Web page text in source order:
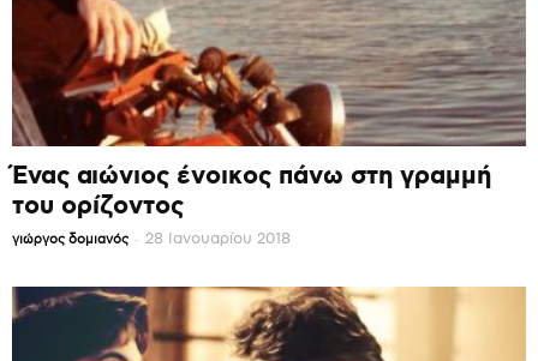
Ένας αιώνιος ένοικος πάνω στη γραμμή
του ορίζοντος
γιώργος δομιανός - 28 Ιανουαρίου 2018